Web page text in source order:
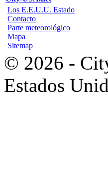
Los E.E.U.U. Estado
Contacto
Parte meteorológico
Mapa
Sitemap
© 2026 -
Estados